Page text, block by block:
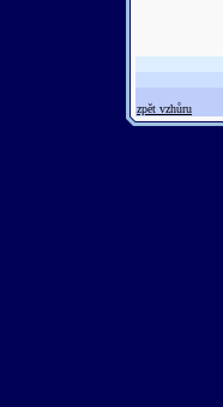
zpět vzhůru